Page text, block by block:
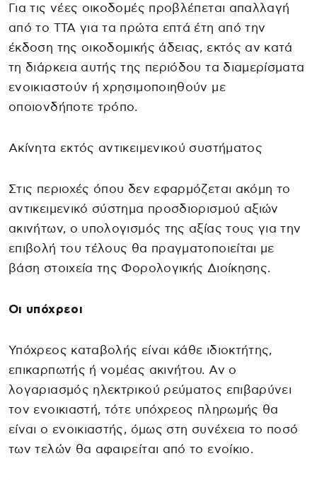
Για τις νέες οικοδομές προβλέπεται απαλλαγή
από το ΤΤΑ για τα πρώτα επτά έτη από την
έκδοση της οικοδομικής άδειας, εκτός αν κατά
τη διάρκεια αυτής της περιόδου τα διαμερίσματα
ενοικιαστούν ή χρησιμοποιηθούν με
οποιονδήποτε τρόπο.
Ακίνητα εκτός αντικειμενικού συστήματος
Στις περιοχές όπου δεν εφαρμόζεται ακόμη το
αντικειμενικό σύστημα προσδιορισμού αξιών
ακινήτων, ο υπολογισμός της αξίας τους για την
επιβολή του τέλους θα πραγματοποιείται με
βάση στοιχεία της Φορολογικής Διοίκησης.
Οι υπόχρεοι
Υπόχρεος καταβολής είναι κάθε ιδιοκτήτης,
επικαρπωτής ή νομέας ακινήτου. Αν ο
λογαριασμός ηλεκτρικού ρεύματος επιβαρύνει
τον ενοικιαστή, τότε υπόχρεος πληρωμής θα
είναι ο ενοικιαστής, όμως στη συνέχεια το ποσό
των τελών θα αφαιρείται από το ενοίκιο.